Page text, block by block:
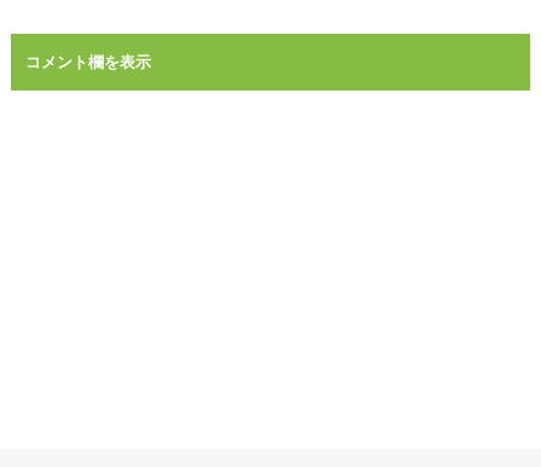
コメント欄を表示